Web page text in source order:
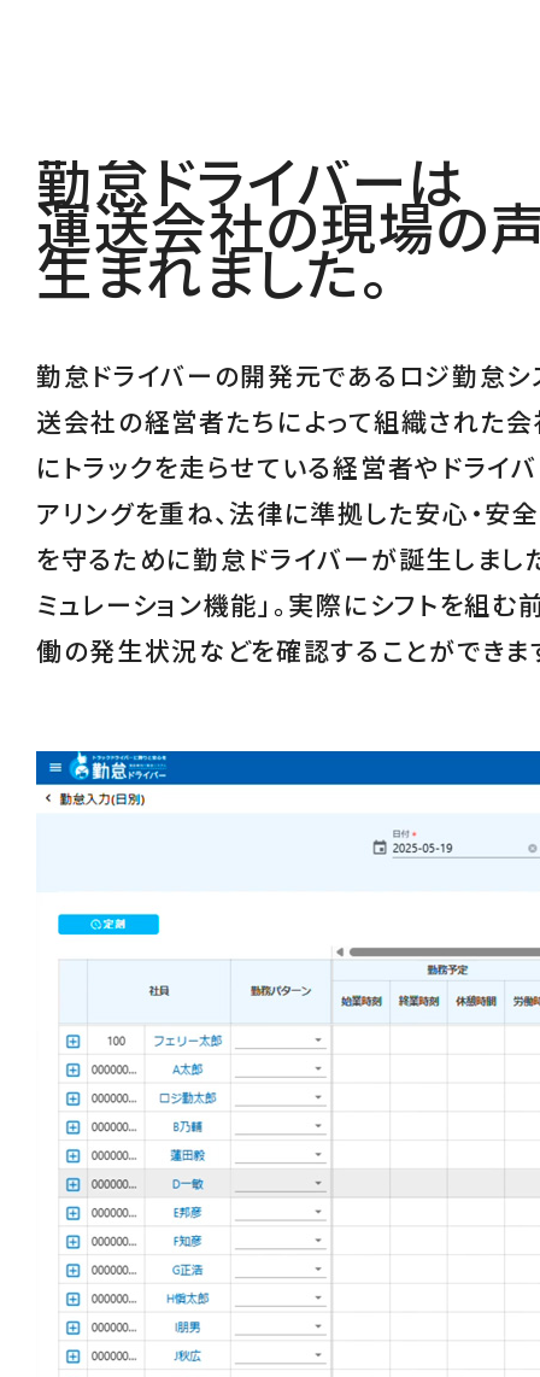
勤怠ドライバーは
運送会社の現場の
生まれました。
勤怠ドライバーの開発元であるロジ勤怠シ
送会社の経営者たちによって組織された
にトラックを走らせている経営者やドライ
アリングを重ね、法律に準拠した安心・安
を守るために勤怠ドライバーが誕生しまし
ミュレーション機能 」。実際にシフトを組
働の発生状況などを確認することができま